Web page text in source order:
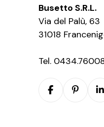
Busetto S.R.L.
Via del Palù, 63
31018
Tel.